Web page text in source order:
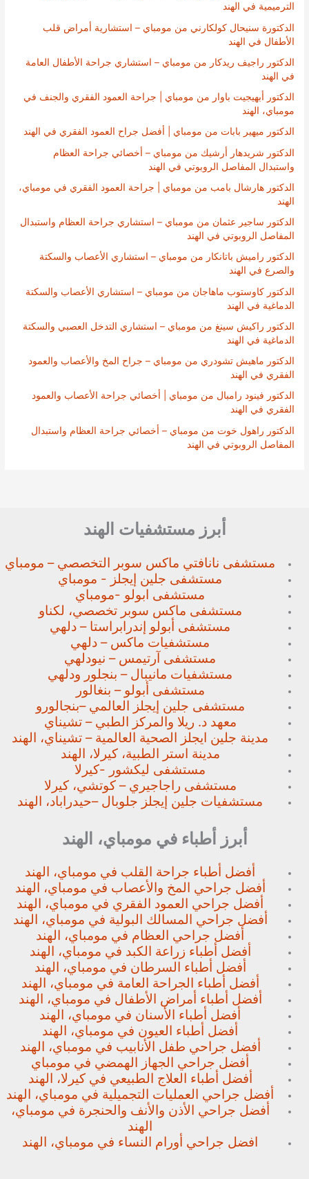
الترميمية في الهند
الدكتورة سنيحال كولكارني من مومباي – استشارية أمراض قلب
الأطفال في الهند
الدكتور راجيف ريدكار من مومباي – استشاري جراحة الأطفال العامة
في الهند
الدكتور أبهيجيت باوار من مومباي | جراحة العمود الفقري والجنف في
مومباي، الهند
الدكتور ميهير بابات من مومباي | أفضل جراح العمود الفقري في الهند
الدكتور شريدهار أرشيك من مومباي – أخصائي جراحة العظام
واستبدال المفاصل الروبوتي في الهند
الدكتور هارشال بامب من مومباي | جراحة العمود الفقري في مومباي،
الهند
الدكتور ساجير عثمان من مومباي – استشاري جراحة العظام واستبدال
المفاصل الروبوتي في الهند
الدكتور راميش باتانكار من مومباي – استشاري الأعصاب والسكتة
والصرع في الهند
الدكتور كاوستوب ماهاجان من مومباي – استشاري الأعصاب والسكتة
الدماغية في الهند
الدكتور راكيش سينغ من مومباي – استشاري التدخل العصبي والسكتة
الدماغية في الهند
الدكتور ماهيش تشودري من مومباي – جراح المخ والأعصاب والعمود
الفقري في الهند
الدكتور فينود رامبال من مومباي | أخصائي جراحة الأعصاب والعمود
الفقري في الهند
الدكتور راهول خوت من مومباي – أخصائي جراحة العظام واستبدال
المفاصل الروبوتي في الهند
أبرز مستشفيات الهند
مستشفى نانافتي ماكس سوبر التخصصي – مومباي
مستشفى جلين إيجلز - مومباي
مستشفى ابولو -مومباي
مستشفى ماكس سوبر تخصصي، لكناو
مستشفى أبولو إندرابراستا – دلهي
مستشفيات ماكس – دلهي
مستشفى آرتيمس – نيودلهي
مستشفيات مانيبال – بنجلور ودلهي
مستشفى أبولو – بنغالور
مستشفى جلين إيجلز العالمي –بنجالورو
معهد د. ريلا والمركز الطبي – تشيناي
مدينة جلين ايجلز الصحية العالمية – تشيناي، الهند
مدينة استر الطبية، كيرلا، الهند
مستشفى ليكشور -كيرلا
مستشفى راجاجيري – كوتشي، كيرلا
مستشفيات جلين إيجلز جلوبال –حيدراباد، الهند
أبرز أطباء في مومباي، الهند
أفضل أطباء جراحة القلب في مومباي، الهند
أفضل جراحي المخ والأعصاب في مومباي، الهند
أفضل جراحي العمود الفقري في مومباي، الهند
أفضل جراحي المسالك البولية في مومباي، الهند
أفضل جراحي العظام في مومباي، الهند
أفضل أطباء زراعة الكبد في مومباي، الهند
أفضل أطباء السرطان في مومباي، الهند
أفضل أطباء الجراحة العامة في مومباي، الهند
أفضل أطباء أمراض الأطفال في مومباي، الهند
أفضل أطباء الأسنان في مومباي، الهند
أفضل أطباء العيون في مومباي، الهند
أفضل جراحي طفل الأنابيب في مومباي، الهند
أفضل جراحي الجهاز الهمضي في مومباي
أفضل أطباء العلاج الطبيعي في كيرلا، الهند
أفضل جراحي العمليات التجميلية في مومباي، الهند
أفضل جراحي الأذن والأنف والحنجرة في مومباي،
الهند
افضل جراحي أورام النساء في مومباي، الهند